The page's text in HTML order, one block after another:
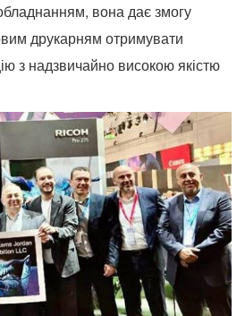
вона дає змогу
друкарням отримувати
з надзвичайно високою якістю